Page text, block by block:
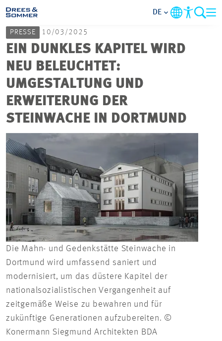
MARKETS
SERVICES
UNTERNEHMEN
IM FOKUS
KARRIERE
PROJEKTE
KONTAKT
DE
PRESSE 10/03/2025
EIN DUNKLES KAPITEL WIRD
NEU BELEUCHTET:
UMGESTALTUNG UND
ERWEITERUNG DER
STEINWACHE IN DORTMUND
Die Mahn- und Gedenkstätte Steinwache in
Dortmund wird umfassend saniert und
modernisiert, um das düstere Kapitel der
nationalsozialistischen Vergangenheit auf
zeitgemäße Weise zu bewahren und für
zukünftige Generationen aufzubereiten. ©
Konermann Siegmund Architekten BDA